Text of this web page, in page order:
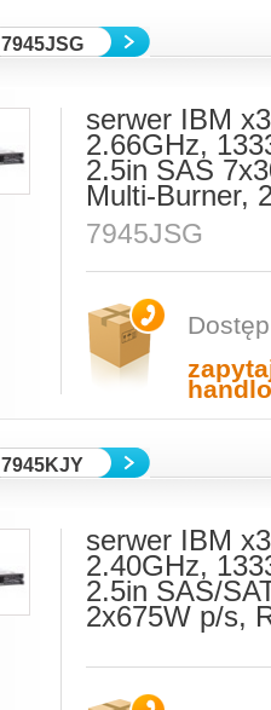
7945JSG
serwer IBM
2.66GHz,
2.5in SAS
Multi-Burner,
7945JSG
7945KJY
serwer IBM
2.40GHz,
2.5in SAS/
2x675W p/s,